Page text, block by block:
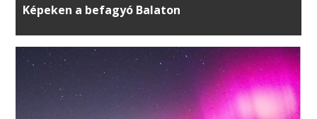
Képeken a befagyó Balaton